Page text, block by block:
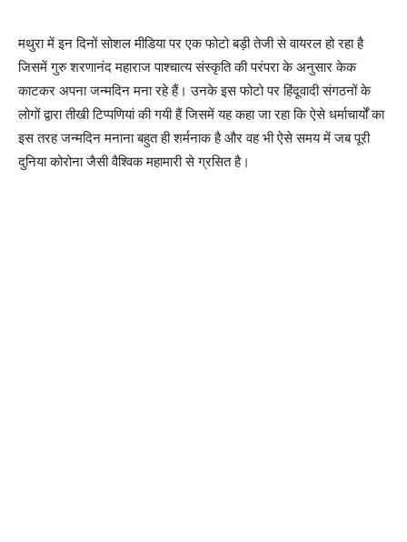
मथुरा में इन दिनों सोशल मीडिया पर एक फोटो बड़ी तेजी से वायरल हो रहा है
जिसमें गुरु शरणानंद महाराज पाश्चात्य संस्कृति की परंपरा के अनुसार केक
काटकर अपना जन्मदिन मना रहे हैं। उनके इस फोटो पर हिंदूवादी संगठनों के
लोगों द्वारा तीखी टिप्पणियां की गयी हैं जिसमें यह कहा जा रहा कि ऐसे धर्माचार्यों का
इस तरह जन्मदिन मनाना बहुत ही शर्मनाक है और वह भी ऐसे समय में जब पूरी
दुनिया कोरोना जैसी वैश्विक महामारी से ग्रसित है।